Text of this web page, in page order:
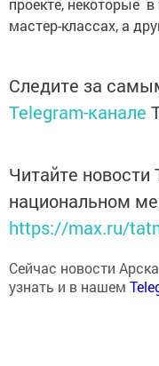
проекте, некоторые
мастер-классах, а
Следите за
Telegram-канале
Читайте новости
национальном
https://max.ru/
Сейчас новости
узнать и в нашем